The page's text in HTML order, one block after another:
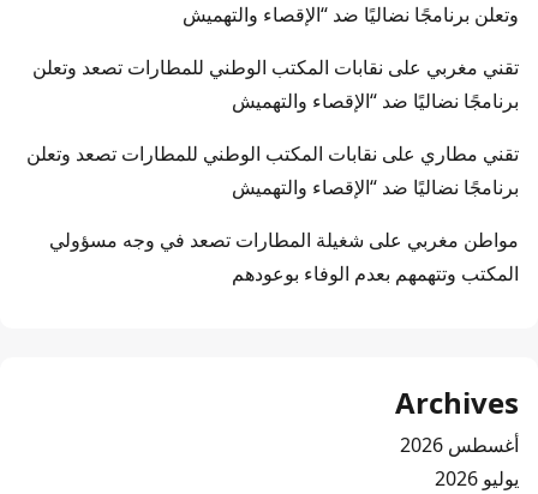
وتعلن برنامجًا نضاليًا ضد “الإقصاء والتهميش
تقني مغربي على نقابات المكتب الوطني للمطارات تصعد وتعلن
برنامجًا نضاليًا ضد “الإقصاء والتهميش
تقني مطاري على نقابات المكتب الوطني للمطارات تصعد وتعلن
برنامجًا نضاليًا ضد “الإقصاء والتهميش
مواطن مغربي على شغيلة المطارات تصعد في وجه مسؤولي
المكتب وتتهمهم بعدم الوفاء بوعودهم
Archives
أغسطس 2026
يوليو 2026